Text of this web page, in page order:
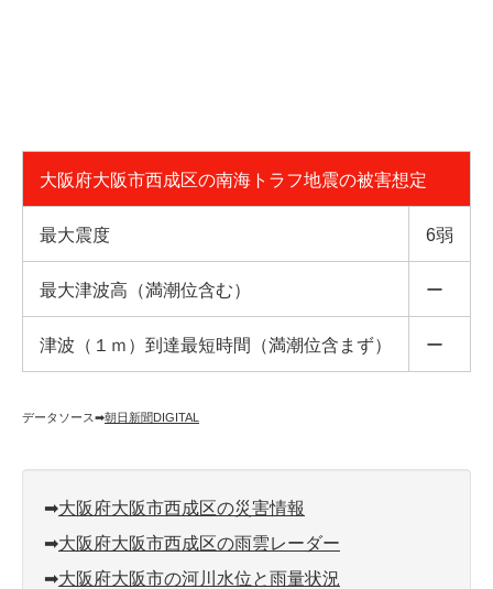
大阪府大阪市西成区の南海トラフ地震の被害想定
最大震度 6弱
最大津波高（満潮位含む） ー
津波（１ｍ）到達最短時間（満潮位含まず） ー
データソース➡︎朝日新聞DIGITAL
➡︎大阪府大阪市西成区の災害情報
➡︎大阪府大阪市西成区の雨雲レーダー
➡︎大阪府大阪市の河川水位と雨量状況